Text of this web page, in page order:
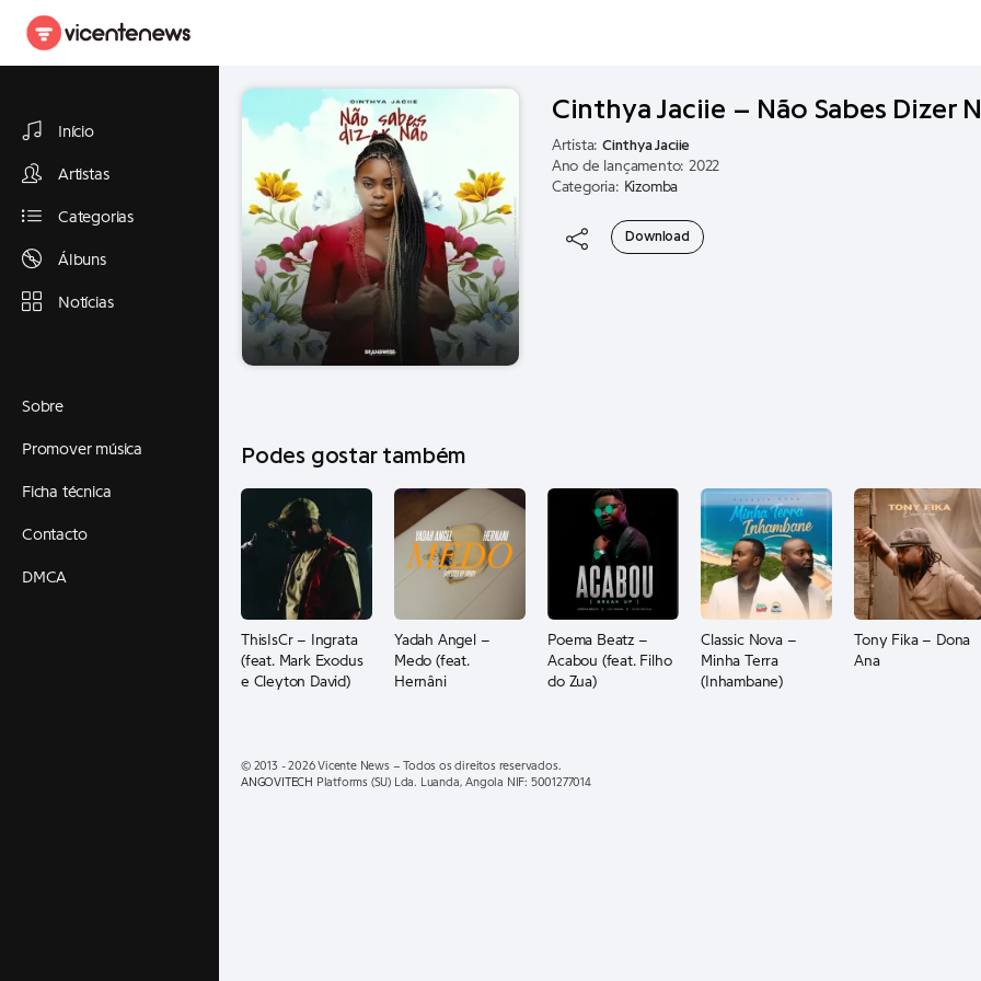
Início
Artistas
Categorias
Álbuns
Notícias
Sobre
Promover música
Ficha técnica
Contacto
DMCA
Cinthya Jaciie – Não Sabes Dizer
Artista:Cinthya Jaciie
Ano de lançamento: 2022
Categoria: Kizomba
Download
Podes gostar também
ThisIsCr – Ingrata
(feat. Mark Exodus
e Cleyton David)
Yadah Angel –
Medo (feat.
Hernâni
Poema Beatz –
Acabou (feat. Filho
do Zua)
Classic Nova –
Minha Terra
(Inhambane)
Tony Fika – Dona
Ana
© 2013 - 2026 Vicente News – Todos os direitos reservados.
ANGOVITECH
Platforms (SU) Lda. Luanda, Angola NIF: 5001277014